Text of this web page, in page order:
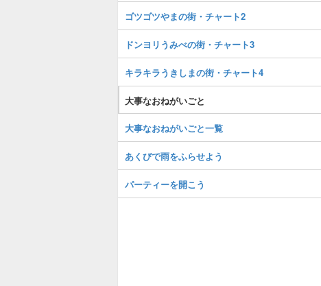
ゴツゴツやまの街・チャート2
ドンヨリうみべの街・チャート3
キラキラうきしまの街・チャート4
大事なおねがいごと
大事なおねがいごと一覧
あくびで雨をふらせよう
パーティーを開こう